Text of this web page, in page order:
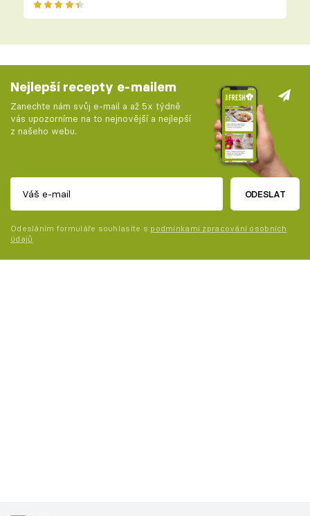
Nejlepší recepty e-mailem
Zanechte nám svůj e-mail a až 5x týdně
vás upozorníme na to nejnovější a nejlepší
z našeho webu.
ODESLAT
Odesláním formuláře souhlasíte s podmínkami zpracování osobních
údajů